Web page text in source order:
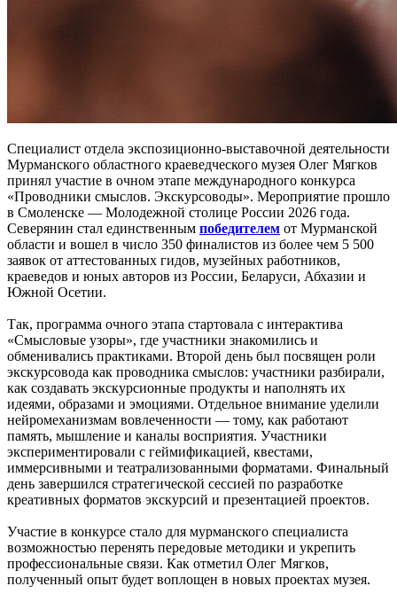
Специалист отдела экспозиционно-выставочной деятельности
Мурманского областного краеведческого музея Олег Мягков
принял участие в очном этапе международного конкурса
«Проводники смыслов. Экскурсоводы». Мероприятие прошло
в Смоленске — Молодежной столице России 2026 года.
Северянин стал единственным победителем от Мурманской
области и вошел в число 350 финалистов из более чем 5 500
заявок от аттестованных гидов, музейных работников,
краеведов и юных авторов из России, Беларуси, Абхазии и
Южной Осетии.
Так, программа очного этапа стартовала с интерактива
«Смысловые узоры», где участники знакомились и
обменивались практиками. Второй день был посвящен роли
экскурсовода как проводника смыслов: участники разбирали,
как создавать экскурсионные продукты и наполнять их
идеями, образами и эмоциями. Отдельное внимание уделили
нейромеханизмам вовлеченности — тому, как работают
память, мышление и каналы восприятия. Участники
экспериментировали с геймификацией, квестами,
иммерсивными и театрализованными форматами. Финальный
день завершился стратегической сессией по разработке
креативных форматов экскурсий и презентацией проектов.
Участие в конкурсе стало для мурманского специалиста
возможностью перенять передовые методики и укрепить
профессиональные связи. Как отметил Олег Мягков,
полученный опыт будет воплощен в новых проектах музея.